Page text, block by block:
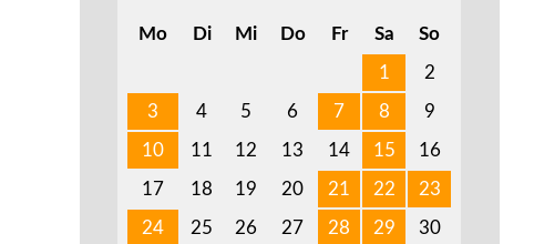
Mo Di Mi Do Fr Sa So
1 2
3 4 5 6 7 8 9
10 11 12 13 14 15 16
17 18 19 20 21 22 23
24 25 26 27 28 29 30